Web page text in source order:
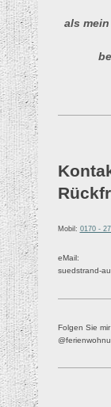
als
Mobil: 0170 -
eMail:
suedstrand-
Folgen Sie